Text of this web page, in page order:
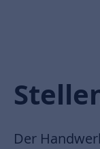
Der